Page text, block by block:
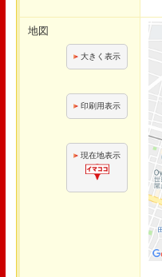
地図
大きく表示
印刷用表示
現在地表示